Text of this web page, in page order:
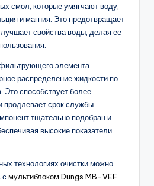
смол, которые умягчают воду,
и магния. Это предотвращает
свойства воды, делая ее
элемента
распределение жидкости по
способствует более
продлевает срок службы
тщательно подобран и
высокие показатели
технологиях очистки можно
с мультиблоком Dungs MB-VEF